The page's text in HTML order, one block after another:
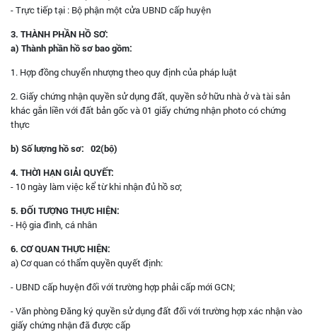
- Trực tiếp tại : Bộ phận một cửa UBND cấp huyện
3. THÀNH PHẦN HỒ SƠ:
a) Thành phần hồ sơ bao gồm:
1. Hợp đồng chuyển nhượng theo quy định của pháp luật
2. Giấy chứng nhận quyền sử dụng đất, quyền sở hữu nhà ở và tài sản
khác gắn liền với đất bản gốc và 01 giấy chứng nhận photo có chứng
thực
b) Số lượng hồ sơ: 02(bộ)
4. THỜI HẠN GIẢI QUYẾT:
- 10 ngày làm việc kể từ khi nhận đủ hồ sơ;
5. ĐỐI TƯỢNG THỰC HIỆN:
- Hộ gia đình, cá nhân
6. CƠ QUAN THỰC HIỆN:
a) Cơ quan có thẩm quyền quyết định:
- UBND cấp huyện đối với trường hợp phải cấp mới GCN;
- Văn phòng Đăng ký quyền sử dụng đất đối với trường hợp xác nhận vào
giấy chứng nhận đã được cấp